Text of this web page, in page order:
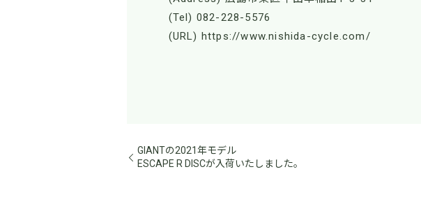
(Tel) 082-228-5576
(URL) https://www.nishida-cycle.com/
GIANTの2021年モデル
ESCAPE R DISCが入荷いたしました。